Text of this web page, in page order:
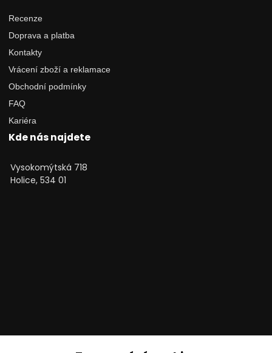
Recenze
Doprava a platba
Kontakty
Vrácení zboží a reklamace
Obchodní podmínky
FAQ
Kariéra
Kde nás najdete
Vysokomýtská 718
Holice, 534 01